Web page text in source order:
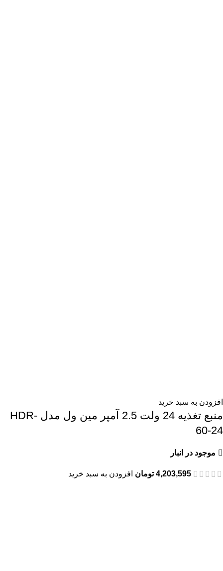
افزودن به سبد خرید
منبع تغذیه 24 ولت 2.5 آمپر مین ول مدل HDR-
60-24
موجود در انبار
4,203,595 تومان افزودن به سبد خرید